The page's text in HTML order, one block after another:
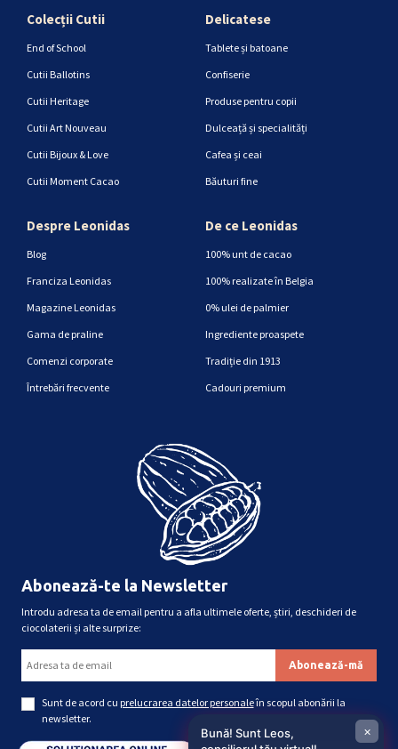
Colecții Cutii
End of School
Cutii Ballotins
Cutii Heritage
Cutii Art Nouveau
Cutii Bijoux & Love
Cutii Moment Cacao
Delicatese
Tablete și batoane
Confiserie
Produse pentru copii
Dulceață și specialități
Cafea și ceai
Băuturi fine
Despre Leonidas
Blog
Franciza Leonidas
Magazine Leonidas
Gama de praline
Comenzi corporate
Întrebări frecvente
De ce Leonidas
100% unt de cacao
100% realizate în Belgia
0% ulei de palmier
Ingrediente proaspete
Tradiție din 1913
Cadouri premium
Abonează-te la Newsletter
Introdu adresa ta de email pentru a afla ultimele oferte, știri, deschideri de
ciocolaterii și alte surprize:
Sunt de acord cu prelucrarea datelor personaleîn scopul abonării la
newsletter.
Bună! Sunt Leos,
×